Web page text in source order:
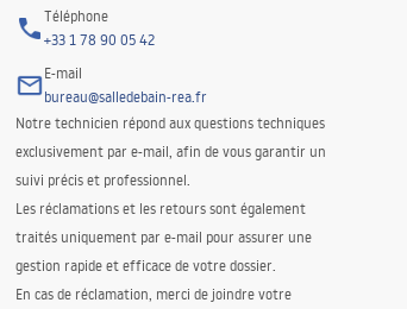
Téléphone
+33 1 78 90 05 42
E-mail
bureau@salledebain-rea.fr
Notre technicien répond aux questions techniques
exclusivement par e-mail, afin de vous garantir un
suivi précis et professionnel.
Les réclamations et les retours sont également
traités uniquement par e-mail pour assurer une
gestion rapide et efficace de votre dossier.
En cas de réclamation, merci de joindre votre